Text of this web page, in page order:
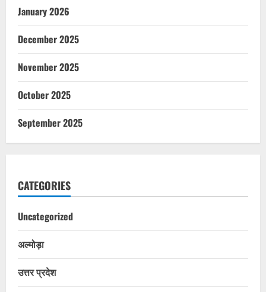
January 2026
December 2025
November 2025
October 2025
September 2025
CATEGORIES
Uncategorized
अल्मोड़ा
उत्तर प्रदेश